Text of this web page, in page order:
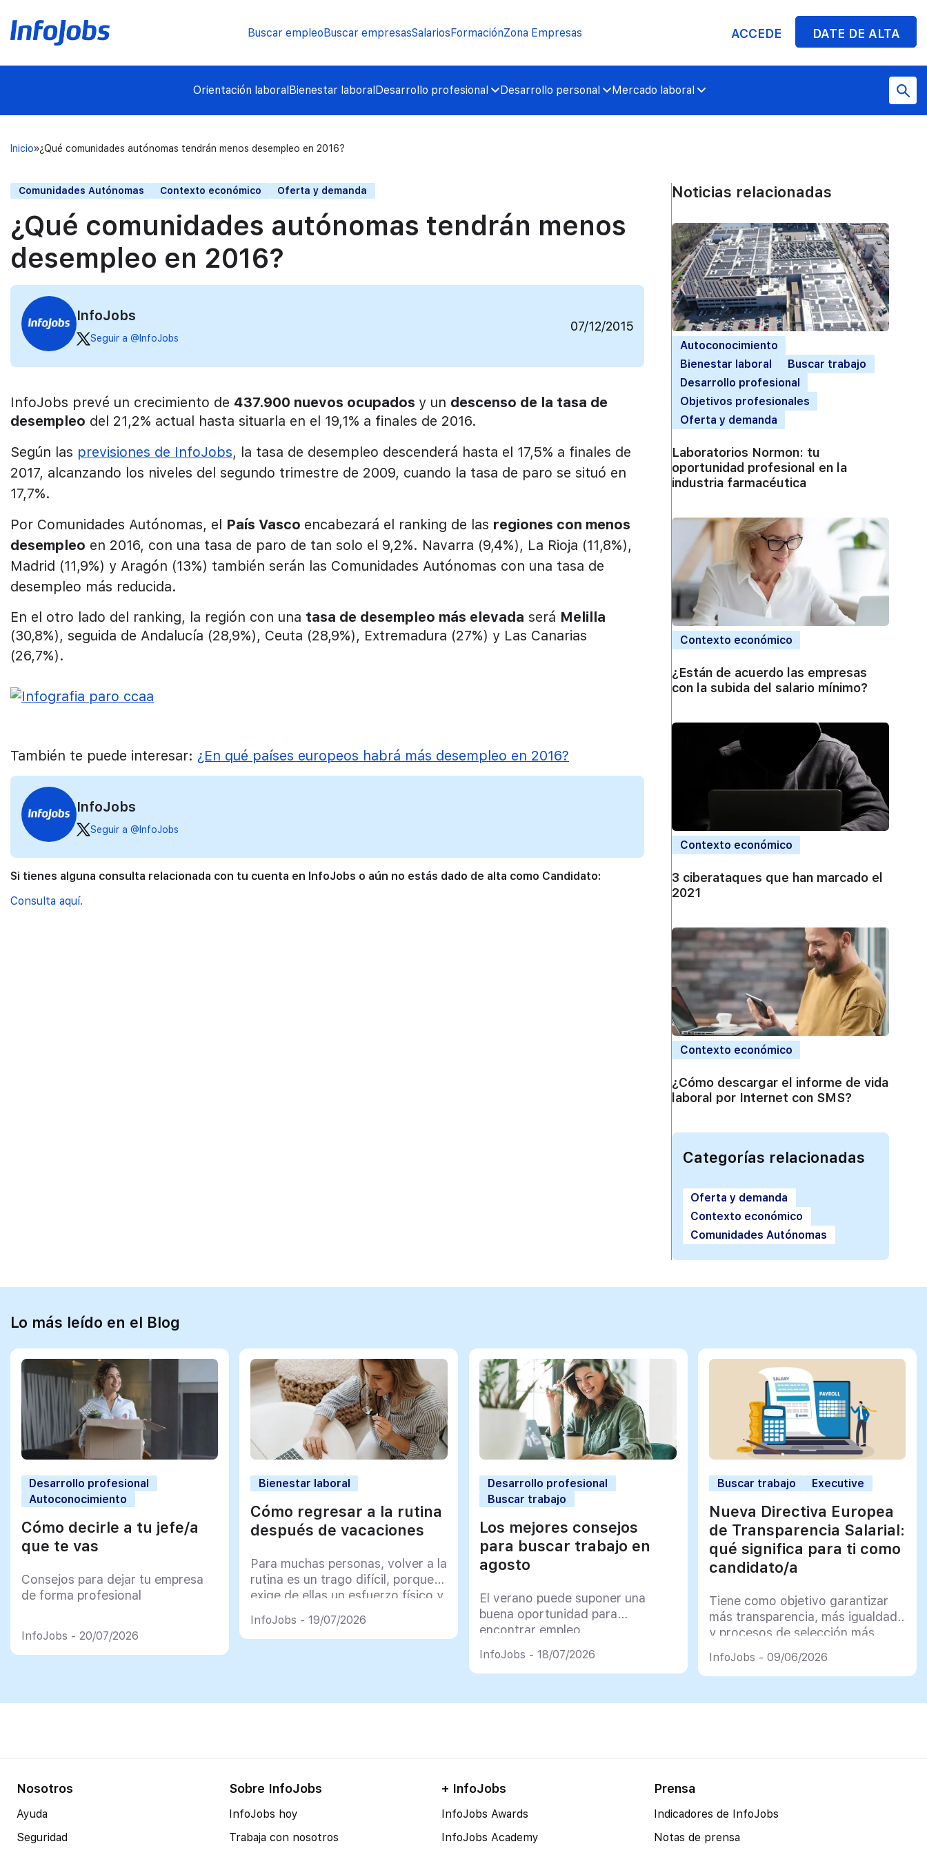
Buscar empleoBuscar empresasSalariosFormaciónZona Empresas ACCEDE DATE DE ALTA
Orientación laboralBienestar laboralDesarrollo profesional Desarrollo personal Mercado laboral
Inicio ¿Qué comunidades autónomas tendrán menos desempleo en 2016?
Comunidades Autónomas Contexto económico Oferta y demanda
¿Qué comunidades autónomas tendrán menos
desempleo en 2016?
InfoJobs
Seguir a @InfoJobs
07/12/2015
InfoJobs prevé un crecimiento de 437.900 nuevos ocupados y un descenso de la tasa de
desempleo del 21,2% actual hasta situarla en el 19,1% a finales de 2016.
Según las previsiones de InfoJobs, la tasa de desempleo descenderá hasta el 17,5% a finales de
2017, alcanzando los niveles del segundo trimestre de 2009, cuando la tasa de paro se situó en
17,7%.
Por Comunidades Autónomas, el País Vasco encabezará el ranking de las regiones con menos
desempleo en 2016, con una tasa de paro de tan solo el 9,2%. Navarra (9,4%), La Rioja (11,8%),
Madrid (11,9%) y Aragón (13%) también serán las Comunidades Autónomas con una tasa de
desempleo más reducida.
En el otro lado del ranking, la región con una tasa de desempleo más elevada será Melilla
(30,8%), seguida de Andalucía (28,9%), Ceuta (28,9%), Extremadura (27%) y Las Canarias
(26,7%).
También te puede interesar: ¿En qué países europeos habrá más desempleo en 2016?
InfoJobs
Seguir a @InfoJobs
Si tienes alguna consulta relacionada con tu cuenta en InfoJobs o aún no estás dado de alta como Candidato:
Consulta aquí.
Noticias relacionadas
Autoconocimiento
Bienestar laboral
Buscar trabajo
Desarrollo profesional
Objetivos profesionales
Oferta y demanda
Laboratorios Normon: tu
oportunidad profesional en la
industria farmacéutica
Contexto económico
¿Están de acuerdo las empresas
con la subida del salario mínimo?
Contexto económico
3 ciberataques que han marcado el
2021
Contexto económico
¿Cómo descargar el informe de vida
laboral por Internet con SMS?
Categorías relacionadas
Oferta y demanda
Contexto económico
Comunidades Autónomas
Lo más leído en el Blog
Desarrollo profesional
Autoconocimiento
Cómo decirle a tu jefe/a
que te vas
Consejos para dejar tu empresa
de forma profesional
InfoJobs - 20/07/2026
Bienestar laboral
Cómo regresar a la rutina
después de vacaciones
Para muchas personas, volver a la
rutina es un trago difícil, porque
exige de ellas un esfuerzo físico y
InfoJobs - 19/07/2026
Desarrollo profesional
Buscar trabajo
Los mejores consejos
para buscar trabajo en
agosto
El verano puede suponer una
buena oportunidad para
encontrar empleo
InfoJobs - 18/07/2026
Buscar trabajo Executive
Nueva Directiva Europea
de Transparencia Salarial:
qué significa para ti como
candidato/a
Tiene como objetivo garantizar
más transparencia, más igualdad
y procesos de selección más
InfoJobs - 09/06/2026
Nosotros
Ayuda
Seguridad
Sobre InfoJobs
InfoJobs hoy
Trabaja con nosotros
+ InfoJobs
InfoJobs Awards
InfoJobs Academy
Prensa
Indicadores de InfoJobs
Notas de prensa